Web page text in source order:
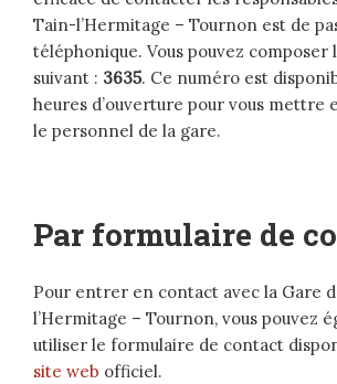
Tain-l’Hermitage – Tournon est de
téléphonique. Vous pouvez composer
suivant : 3635. Ce numéro est
heures d’ouverture pour vous mettre
le personnel de la gare.
Par formulaire de
Pour entrer en contact avec la Gare
l’Hermitage – Tournon, vous pouvez
utiliser le formulaire de contact
site web officiel.